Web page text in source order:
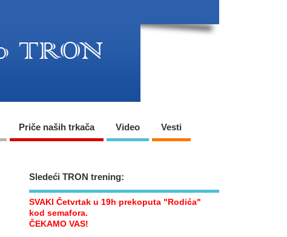
Priče naših trkača Video Vesti
Sledeći TRON trening:
SVAKI Četvrtak u 19h prekoputa "Rodića"
kod semafora.
ČEKAMO VAS!